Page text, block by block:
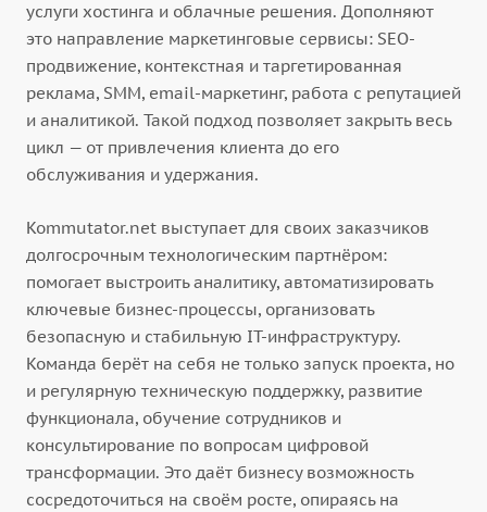
услуги хостинга и облачные решения. Дополняют
это направление маркетинговые сервисы: SEO-
продвижение, контекстная и таргетированная
реклама, SMM, email-маркетинг, работа с репутацией
и аналитикой. Такой подход позволяет закрыть весь
цикл — от привлечения клиента до его
обслуживания и удержания.
Kommutator.net выступает для своих заказчиков
долгосрочным технологическим партнёром:
помогает выстроить аналитику, автоматизировать
ключевые бизнес-процессы, организовать
безопасную и стабильную IT-инфраструктуру.
Команда берёт на себя не только запуск проекта, но
и регулярную техническую поддержку, развитие
функционала, обучение сотрудников и
консультирование по вопросам цифровой
трансформации. Это даёт бизнесу возможность
сосредоточиться на своём росте, опираясь на